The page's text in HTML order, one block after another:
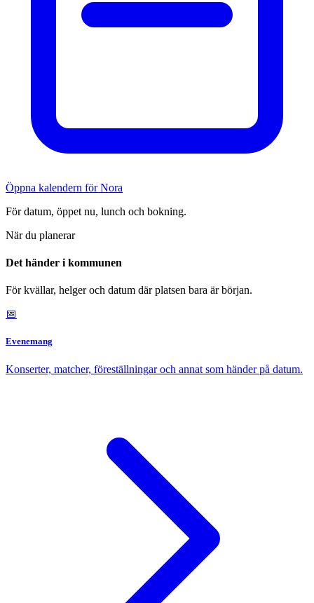
Öppna kalendern för Nora
För datum, öppet nu, lunch och bokning.
När du planerar
Det händer i kommunen
För kvällar, helger och datum där platsen bara är början.
📅
Evenemang
Konserter, matcher, föreställningar och annat som händer på datum.